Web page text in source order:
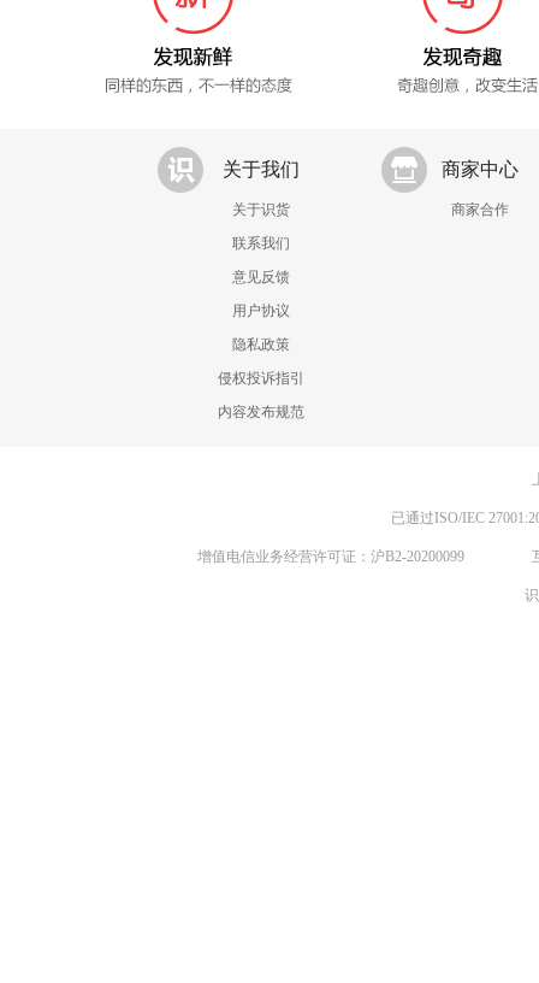
关于我们
关于识货
联系我们
意见反馈
用户协议
隐私政策
侵权投诉指引
内容发布规范
商家中心
商家合作
已通过ISO/IEC
增值电信业务经营许可证：沪B2-20200099